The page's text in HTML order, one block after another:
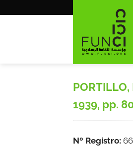
1939, pp.
Nº Registro: